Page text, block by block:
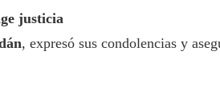
justicia
, expresó sus condolencias y